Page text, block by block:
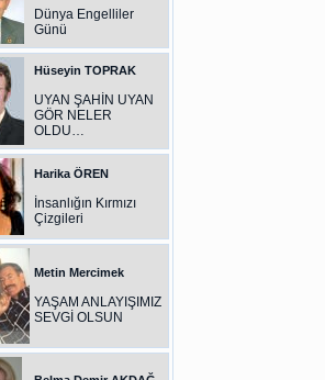
Dünya Engelliler
Günü
Hüseyin TOPRAK
UYAN ŞAHİN UYAN
GÖR NELER
OLDU…
Harika ÖREN
İnsanlığın Kırmızı
Çizgileri
Metin Mercimek
YAŞAM ANLAYIŞIMIZ
SEVGİ OLSUN